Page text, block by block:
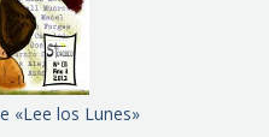
«Lee los Lunes»